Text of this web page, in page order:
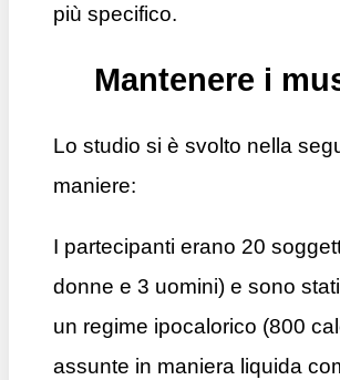
più specifico.
Mantenere i
Lo studio si è svolto nella
maniere:
I partecipanti erano 20
donne e 3 uomini) e sono
un regime ipocalorico (800
assunte in maniera liquida